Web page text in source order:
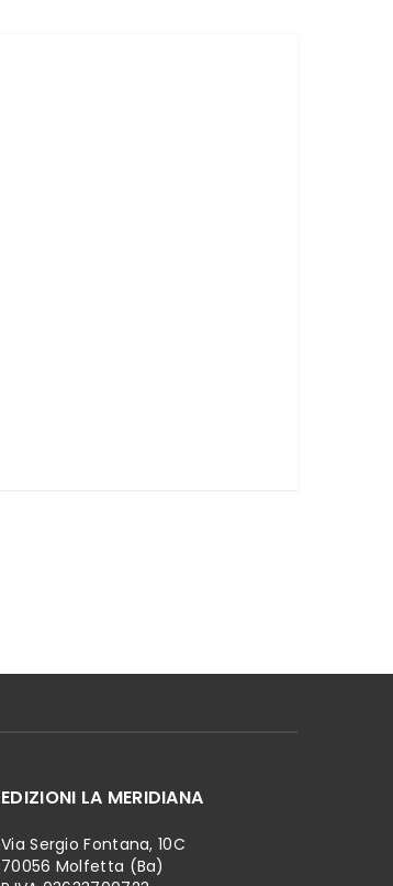
EDIZIONI LA MERIDIANA
Via Sergio Fontana, 10C
70056 Molfetta (Ba)